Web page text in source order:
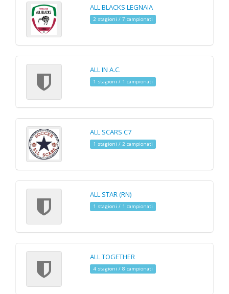
ALL BLACKS LEGNAIA
2 stagioni / 7 campionati
ALL IN A.C.
1 stagioni / 1 campionati
ALL SCARS C7
1 stagioni / 2 campionati
ALL STAR (RN)
1 stagioni / 1 campionati
ALL TOGETHER
4 stagioni / 8 campionati